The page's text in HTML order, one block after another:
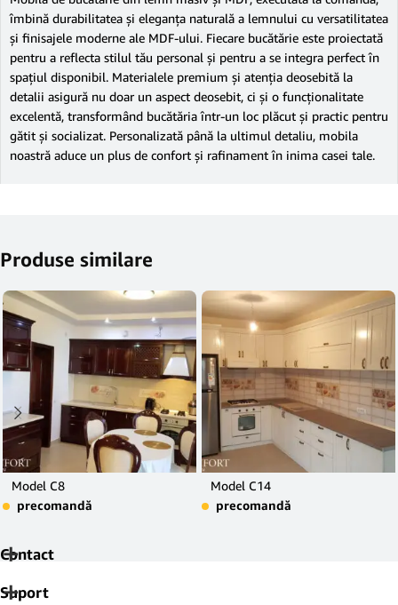
îmbină durabilitatea și eleganța naturală a lemnului cu versatilitatea
și finisajele moderne ale MDF-ului. Fiecare bucătărie este proiectată
pentru a reflecta stilul tău personal și pentru a se integra perfect în
spațiul disponibil. Materialele premium și atenția deosebită la
detalii asigură nu doar un aspect deosebit, ci și o funcționalitate
excelentă, transformând bucătăria într-un loc plăcut și practic pentru
gătit și socializat. Personalizată până la ultimul detaliu, mobila
noastră aduce un plus de confort și rafinament în inima casei tale.
Produse similare
Model C8
precomandă
Model C14
precomandă
Contact
Suport